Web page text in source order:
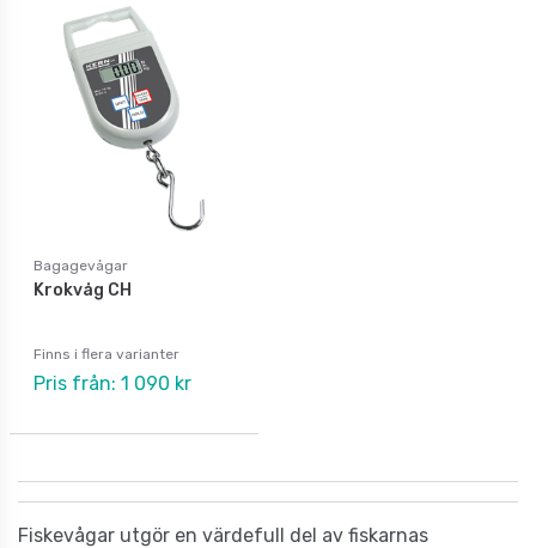
Bagagevågar
Krokvåg CH
Finns i flera varianter
Pris från: 1 090 kr
Fiskevågar utgör en värdefull del av fiskarnas